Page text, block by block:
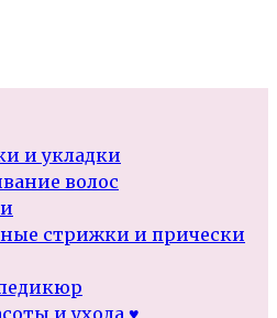
и укладки
волос
стрижки и прически
и ухода ♥